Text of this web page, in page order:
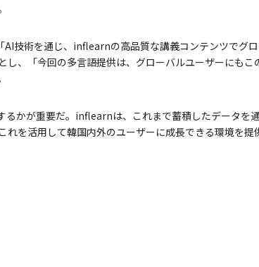
技術を通じ、inflearnの高品質な講義コンテンツでグ
し、「今回の多言語提供は、グローバルユーザーにもこ
るかが重要だ。inflearnは、これまで蓄積したデータを
れを活用して韓国内外のユーザーに成長できる環境を提